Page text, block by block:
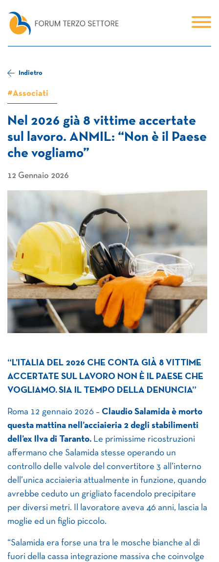
Indietro
#Associati
Nel 2026 già 8 vittime accertate
sul lavoro. ANMIL: “Non è il Paese
che vogliamo”
12 Gennaio 2026
“L’ITALIA DEL 2026 CHE CONTA GI À 8 VITTIME
ACCERTATE SUL LAVORO NON È
IL PAESE CHE
VOGLIAMO.SIA IL TEMPO DELLA DENUNCIA”
Roma 12 gennaio 2026 – Claudio Salamida è morto
questa mattina nell’acciaieria 2 degli stabilimenti
dell’ex Ilva di Taranto. Le primissime ricostruzioni
affermano che Salamida stesse operando un
controllo delle valvole del convertitore 3 all’interno
dell’unica acciaieria attualmente in funzione, quando
avrebbe ceduto un grigliato facendolo precipitare
per diversi metri. Il lavoratore aveva 46 anni, lascia la
moglie ed un figlio piccolo.
“Salamida era forse una tra le mosche bianche al di
fuori della cassa integrazione massiva che coinvolge